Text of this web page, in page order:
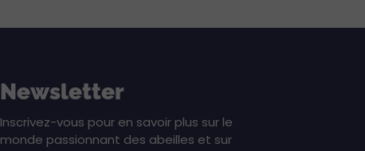
Newsletter
Inscrivez-vous pour en savoir plus sur le
monde passionnant des abeilles et sur